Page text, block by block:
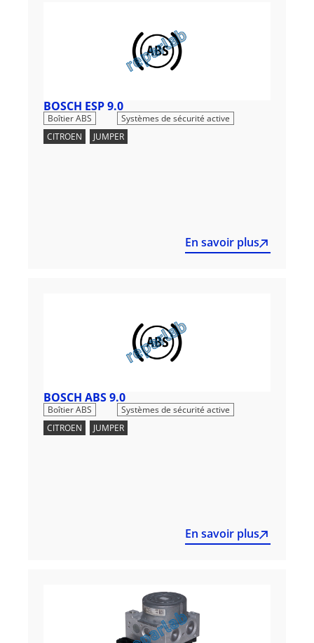
BOSCH ESP 9.0
Boîtier ABS
Systèmes de sécurité active
CITROEN
JUMPER
En savoir plus
BOSCH ABS 9.0
Boîtier ABS
Systèmes de sécurité active
CITROEN
JUMPER
En savoir plus